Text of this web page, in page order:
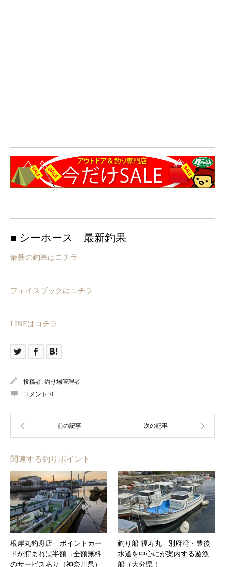
■ シーホース 最新釣果
最新の釣果はコチラ
フェイスブックはコチラ
LINEはコチラ
投稿者: 釣り場管理者
コメント: 0
関連する釣りポイント
根岸丸釣舟店 – ポイントカー
ドが貯まれば半額→全額無料
のサービスあり​（神奈川県）
釣り船 福寿丸 ‐ 別府湾・豊後
水道を中心にが案内する遊漁
船（大分県 ）